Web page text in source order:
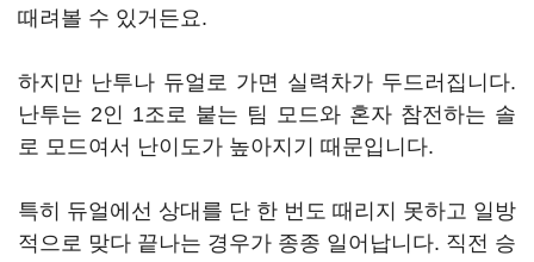
때려볼 수 있거든요.
하지만 난투나 듀얼로 가면 실력차가 두드러집니다.
난투는 2인 1조로 붙는 팀 모드와 혼자 참전하는 솔
로 모드여서 난이도가 높아지기 때문입니다.
특히 듀얼에선 상대를 단 한 번도 때리지 못하고 일방
적으로 맞다 끝나는 경우가 종종 일어납니다. 직전 승